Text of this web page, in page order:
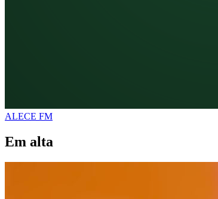
ALECE FM
Em alta